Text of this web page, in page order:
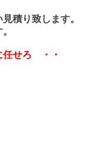
積り致します。
せろ ・・